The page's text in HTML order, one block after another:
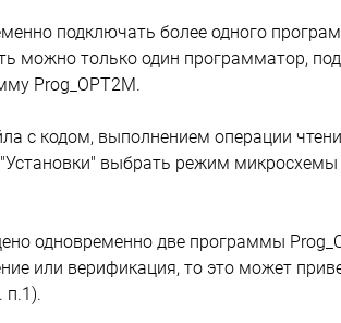
подключать более одного
можно только один программатор,
Prog_OPT2M.
с кодом, выполнением операции
выбрать режим
одновременно две программы
или верификация, то это может
п.1).